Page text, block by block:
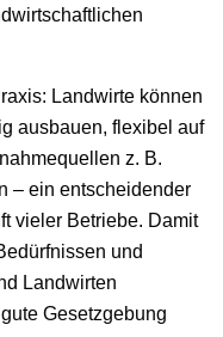
Landwirte können
ausbauen, flexibel auf
z. B.
– ein entscheidender
vieler Betriebe. Damit
und
Landwirten
Gesetzgebung